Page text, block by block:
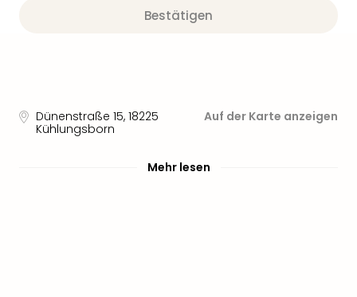
Bestätigen
Dünenstraße 15, 18225
Kühlungsborn
Auf der Karte anzeigen
Mehr lesen